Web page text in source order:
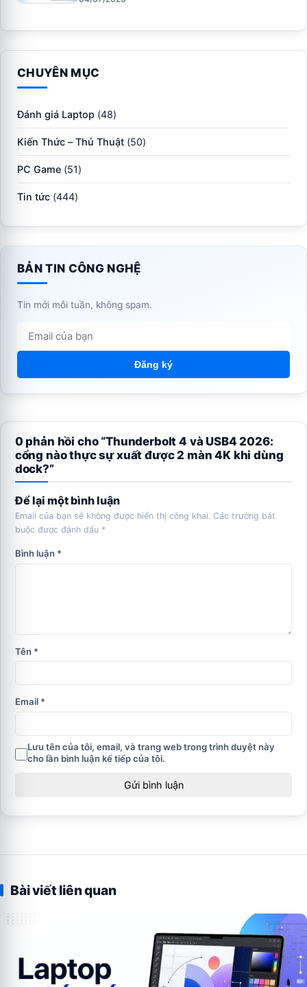
CHUYÊN MỤC
Đánh giá Laptop (48)
Kiến Thức – Thủ Thuật (50)
PC Game (51)
Tin tức (444)
BẢN TIN CÔNG NGHỆ
Tin mới mỗi tuần, không spam.
Đăng ký
0 phản hồi cho “Thunderbolt 4 và USB4 2026:
cổng nào thực sự xuất được 2 màn 4K khi dùng
dock?”
Để lại một bình luận
Email của bạn sẽ không được hiển thị công khai. Các trường bắt
buộc được đánh dấu *
Bình luận *
Tên *
Email *
Lưu tên của tôi, email, và trang web trong trình duyệt này
cho lần bình luận kế tiếp của tôi.
Bài viết liên quan